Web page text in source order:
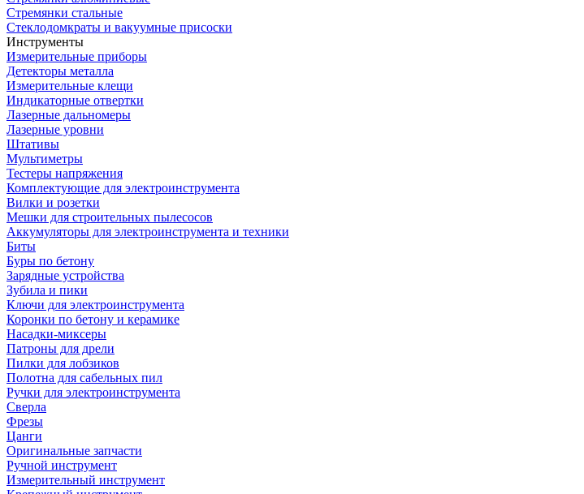
Стремянки стальные
Стеклодомкраты и вакуумные присоски
Инструменты
Измерительные приборы
Детекторы металла
Измерительные клещи
Индикаторные отвертки
Лазерные дальномеры
Лазерные уровни
Штативы
Мультиметры
Тестеры напряжения
Комплектующие для электроинструмента
Вилки и розетки
Мешки для строительных пылесосов
Аккумуляторы для электроинструмента и техники
Биты
Буры по бетону
Зарядные устройства
Зубила и пики
Ключи для электроинструмента
Коронки по бетону и керамике
Насадки-миксеры
Патроны для дрели
Пилки для лобзиков
Полотна для сабельных пил
Ручки для электроинструмента
Сверла
Фрезы
Цанги
Оригинальные запчасти
Ручной инструмент
Измерительный инструмент